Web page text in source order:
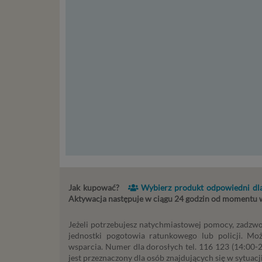
Jak kupować? Wybierz produkt odpowiedni
Aktywacja następuje w ciągu 24 godzin od momentu
Jeżeli potrzebujesz natychmiastowej pomocy,
jednostki pogotowia ratunkowego lub policji.
wsparcia. Numer dla dorosłych tel. 116 123 (14:00-
jest przeznaczony dla osób znajdujących się w
kilka
w